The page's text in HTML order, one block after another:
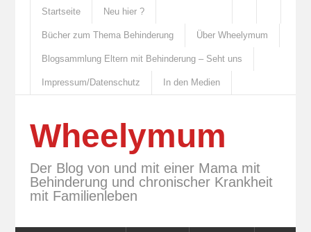
Startseite Neu hier ?
Bücher zum Thema Behinderung Über Wheelymum
Blogsammlung Eltern mit Behinderung – Seht uns
Impressum/Datenschutz In den Medien
Wheelymum
Der Blog von und mit einer Mama mit
Behinderung und chronischer Krankheit
mit Familienleben